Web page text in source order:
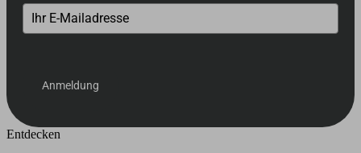
Anmeldung
Entdecken